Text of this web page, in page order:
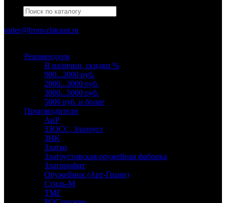
order@from-zlatoust.ru
Рекомендуем
В наличии, скидки %
900...2000 руб.
2000...3000 руб.
3000...5000 руб.
5000 руб. и более
Производители
АиР
ЗЗОСС, Златоуст
ЗИК
Златко
Златоустовская оружейная фабрика
Златпрофит
Оружейник (Арт-Грани)
Стиль-М
ТМГ